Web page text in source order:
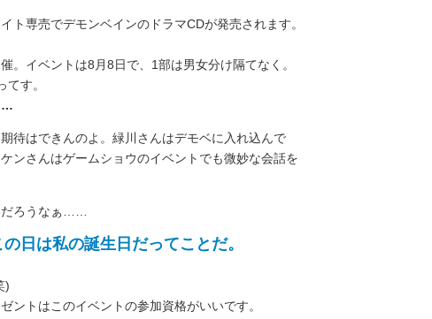
ト専売でデモンベインのドラマCDが発売されます。
。イベントは8月8日で、1部は男女分け隔てなく。
す。
待はできんのよ。緑川さんはデモベに入れ込んで
ンさんはゲームショウのイベントでも微妙な会話を
ろうなぁ……
の日は私の誕生日だってことだ。
)
ントはこのイベントの参加資格がいいです。